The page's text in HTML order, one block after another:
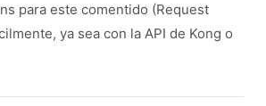
para este comentido (Request
ya sea con la API de Kong o